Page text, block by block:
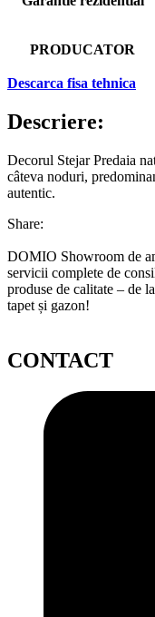
PRODUCATOR
Descarca fisa tehnica
Descriere:
Decorul Stejar Predaia
câteva noduri,
autentic.
Share:
DOMIO Showroom de
servicii complete de
produse de calitate – de
tapet și gazon!
CONTACT